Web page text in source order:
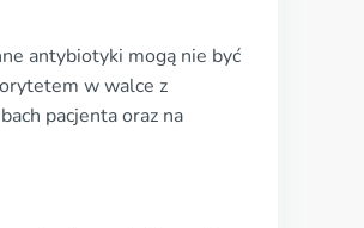
antybiotyki mogą nie być
w walce z
pacjenta oraz na